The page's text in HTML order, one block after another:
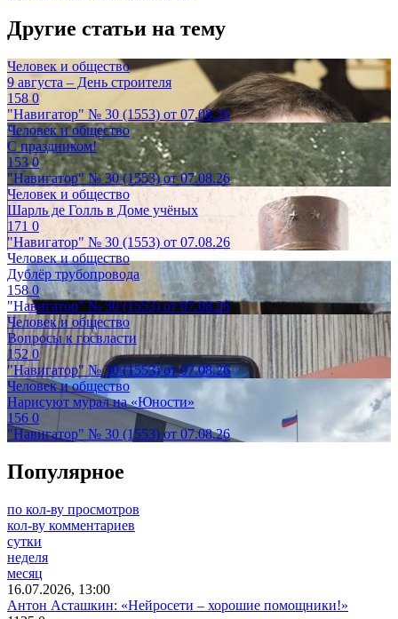
Другие статьи на тему
Человек и общество
9 августа – День строителя
1580
"Навигатор" № 30 (1553) от 07.08.26
Человек и общество
С праздником!
1530
"Навигатор" № 30 (1553) от 07.08.26
Человек и общество
Шарль де Голль в Доме учёных
171 0
"Навигатор" № 30 (1553) от 07.08.26
Человек и общество
Дублёр трубопровода
1580
"Навигатор" № 30 (1553) от 07.08.26
Человек и общество
Вопросы к госвласти
1520
"Навигатор" № 30 (1553) от 07.08.26
Человек и общество
Нарисуют мурал на «Юности»
156 0
"Навигатор" № 30 (1553) от 07.08.26
Популярное
по кол-ву просмотров
кол-ву комментариев
сутки
неделя
месяц
16.07.2026, 13:00
Антон Асташкин: «Нейросети – хорошие помощники!»